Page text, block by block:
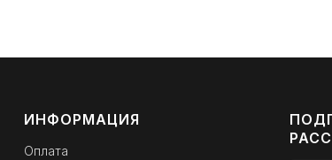
ИНФОРМАЦИЯ
Оплата